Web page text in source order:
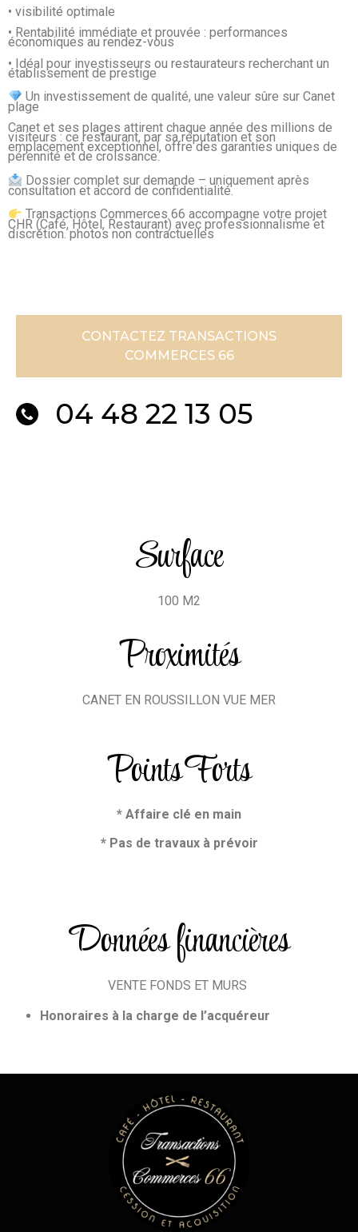
• visibilité optimale
• Rentabilité immédiate et prouvée : performances
économiques au rendez-vous
• Idéal pour investisseurs ou restaurateurs recherchant un
établissement de prestige
Un investissement de qualité, une valeur sûre sur Canet
plage
Canet et ses plages attirent chaque année des millions de
visiteurs : ce restaurant, par sa réputation et son
emplacement exceptionnel, offre des garanties uniques de
pérennité et de croissance.
Dossier complet sur demande – uniquement après
consultation et accord de confidentialité.
Transactions Commerces 66 accompagne votre projet
CHR (Café, Hôtel, Restaurant) avec professionnalisme et
discrétion. photos non contractuelles
CONTACTEZ TRANSACTIONS
COMMERCES 66
04 48 22 13 05
Surface
100 M2
Proximités
CANET EN ROUSSILLON VUE MER
Points Forts
* Affaire clé en main
* Pas de travaux à prévoir
Données financières
VENTE FONDS ET MURS
Honoraires à la charge de l’acquéreur